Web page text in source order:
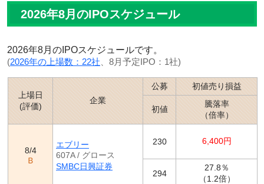
7/22 ティアフォー（593A） の上場日です。
7/21 ビーエイブル（604A）の公開価格は700円（抽選
7/17 エブリー（607A）に SBIネオトレード証券
が可能になりました。
7/17 アイ・グリッド・ソリューションズ（603A）のネッ
ト当選数を追記
7/17 アイ・グリッド・ソリューションズ（603A）の公開
ブックビルディング開始
エブリー（607A）
チャットプラス（598A）
の初値は2,284円、初値売
2026年8月のIPOスケジュール
2026年8月のIPOスケジュールです。
(2026年の上場数：22社 、8月予定IPO：1社)
上場日
(評価)
企業
公募 初値売り損益
初値
騰落率
（倍率）
8/4
Ｂ
エブリー
607A / グロース
SMBC日興証券
230 6,400円
294
27.8％
（1.2倍）